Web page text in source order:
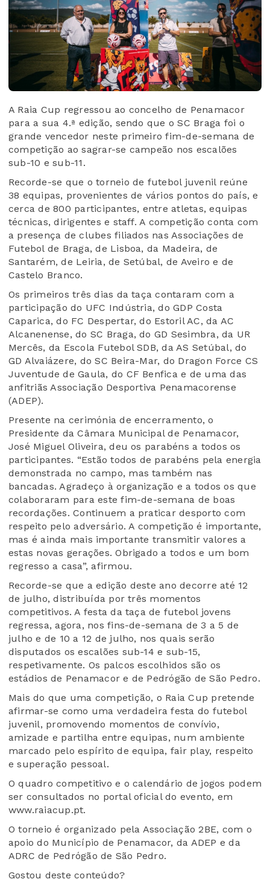
A Raia Cup regressou ao concelho de Penamacor
para a sua 4.ª edição, sendo que o SC Braga foi o
grande vencedor neste primeiro fim-de-semana de
competição ao sagrar-se campeão nos escalões
sub-10 e sub-11.
Recorde-se que o torneio de futebol juvenil reúne
38 equipas, provenientes de vários pontos do país, e
cerca de 800 participantes, entre atletas, equipas
técnicas, dirigentes e staff. A competição conta com
a presença de clubes filiados nas Associações de
Futebol de Braga, de Lisboa, da Madeira, de
Santarém, de Leiria, de Setúbal, de Aveiro e de
Castelo Branco.
Os primeiros três dias da taça contaram com a
participação do UFC Indústria, do GDP Costa
Caparica, do FC Despertar, do Estoril AC, da AC
Alcanenense, do SC Braga, do GD Sesimbra, da UR
Mercês, da Escola Futebol SDB, da AS Setúbal, do
GD Alvaiázere, do SC Beira-Mar, do Dragon Force CS
Juventude de Gaula, do CF Benfica e de uma das
anfitriãs Associação Desportiva Penamacorense
(ADEP).
Presente na cerimónia de encerramento, o
Presidente da Câmara Municipal de Penamacor,
José Miguel Oliveira, deu os parabéns a todos os
participantes. “Estão todos de parabéns pela energia
demonstrada no campo, mas também nas
bancadas. Agradeço à organização e a todos os que
colaboraram para este fim-de-semana de boas
recordações. Continuem a praticar desporto com
respeito pelo adversário. A competição é importante,
mas é ainda mais importante transmitir valores a
estas novas gerações. Obrigado a todos e um bom
regresso a casa”, afirmou.
Recorde-se que a edição deste ano decorre até 12
de julho, distribuída por três momentos
competitivos. A festa da taça de futebol jovens
regressa, agora, nos fins-de-semana de 3 a 5 de
julho e de 10 a 12 de julho, nos quais serão
disputados os escalões sub-14 e sub-15,
respetivamente. Os palcos escolhidos são os
estádios de Penamacor e de Pedrógão de São Pedro.
Mais do que uma competição, o Raia Cup pretende
afirmar-se como uma verdadeira festa do futebol
juvenil, promovendo momentos de convívio,
amizade e partilha entre equipas, num ambiente
marcado pelo espírito de equipa, fair play, respeito
e superação pessoal.
O quadro competitivo e o calendário de jogos podem
ser consultados no portal oficial do evento, em
www.raiacup.pt.
O torneio é organizado pela Associação 2BE, com o
apoio do Município de Penamacor, da ADEP e da
ADRC de Pedrógão de São Pedro.
Gostou deste conteúdo?